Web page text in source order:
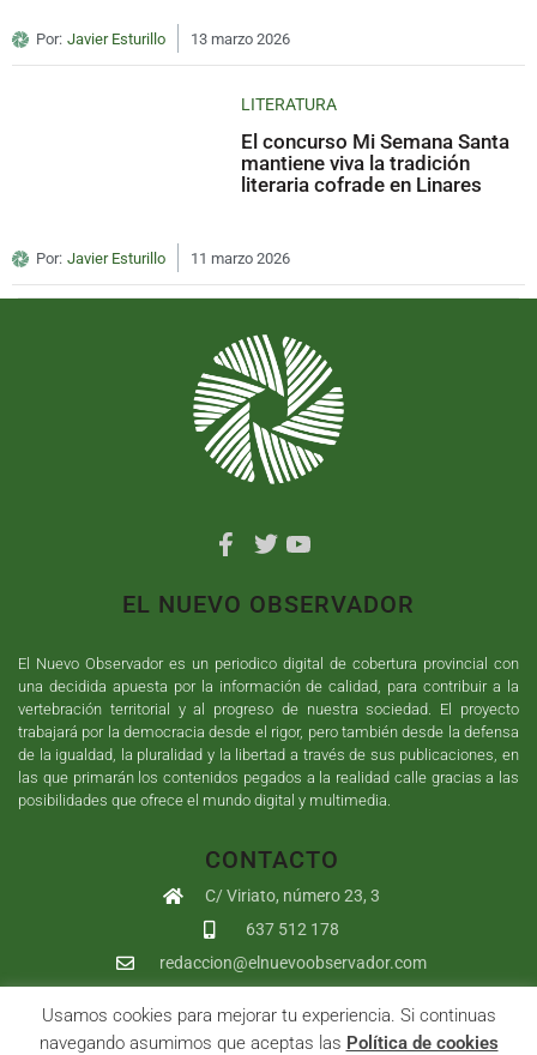
Por: Javier Esturillo 13 marzo 2026
LITERATURA
El concurso Mi Semana Santa
mantiene viva la tradición
literaria cofrade en Linares
Por: Javier Esturillo 11 marzo 2026
EL NUEVO OBSERVADOR
El Nuevo Observador es un periodico digital de cobertura provincial con
una decidida apuesta por la información de calidad, para contribuir a la
vertebración territorial y al progreso de nuestra sociedad. El proyecto
trabajará por la democracia desde el rigor, pero también desde la defensa
de la igualdad, la pluralidad y la libertad a través de sus publicaciones, en
las que primarán los contenidos pegados a la realidad calle gracias a las
posibilidades que ofrece el mundo digital y multimedia.
CONTACTO
C/ Viriato, número 23, 3
637 512 178
redaccion@elnuevoobservador.com
Copyright ©2026 El Nuevo Observador | Sumurdigital Diseño web
Usamos cookies para mejorar tu experiencia. Si continuas
navegando asumimos que aceptas las Política de cookies